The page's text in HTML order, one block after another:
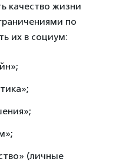
качество жизни
по
их в социум:
(личные